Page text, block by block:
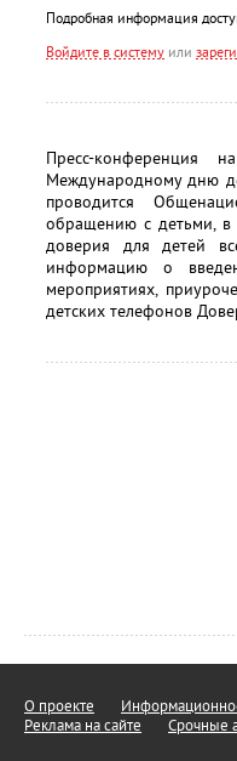
Подробная информация
Войдите в систему или
Пресс-конференция
Международному дню
проводится
обращению с детьми, в
доверия для детей
информацию о
мероприятиях,
детских телефонов
О проекте
Реклама на сайте
Срочные